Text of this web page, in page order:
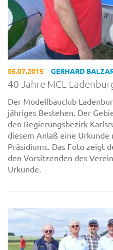
05.07.2015 GERHARD
40 Jahre MCL-
Der Modellbauclub
jähriges Bestehen. Der
den Regierungsbezirk
diesem Anlaß eine
Präsidiums. Das Foto zeigt
den Vorsitzenden des
Urkunde.